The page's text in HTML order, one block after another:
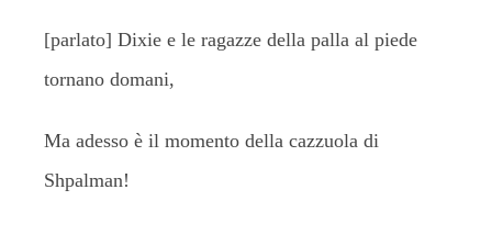
[parlato] Dixie e le ragazze della palla al piede
tornano domani,
Ma adesso è il momento della cazzuola di
Shpalman!